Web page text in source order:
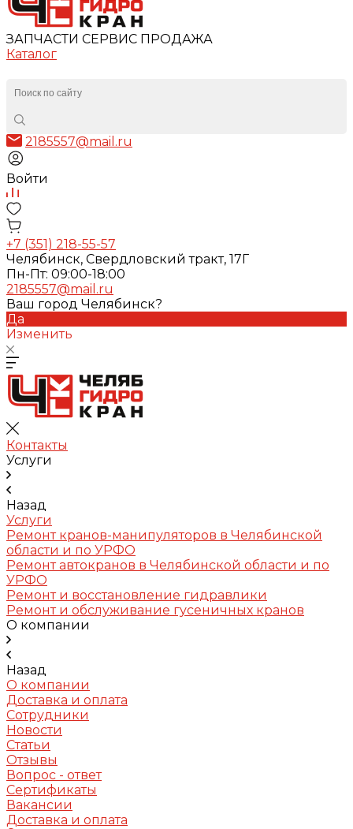
ЗАПЧАСТИ СЕРВИС ПРОДАЖА
Каталог
2185557@mail.ru
Войти
+7 (351) 218-55-57
Челябинск, Свердловский тракт, 17Г
Пн-Пт: 09:00-18:00
2185557@mail.ru
Ваш город Челябинск?
Да
Изменить
Контакты
Услуги
Назад
Услуги
Ремонт кранов-манипуляторов в Челябинской
области и по УРФО
Ремонт автокранов в Челябинской области и по
УРФО
Ремонт и восстановление гидравлики
Ремонт и обслуживание гусеничных кранов
О компании
Назад
О компании
Доставка и оплата
Сотрудники
Новости
Статьи
Отзывы
Вопрос - ответ
Сертификаты
Вакансии
Доставка и оплата